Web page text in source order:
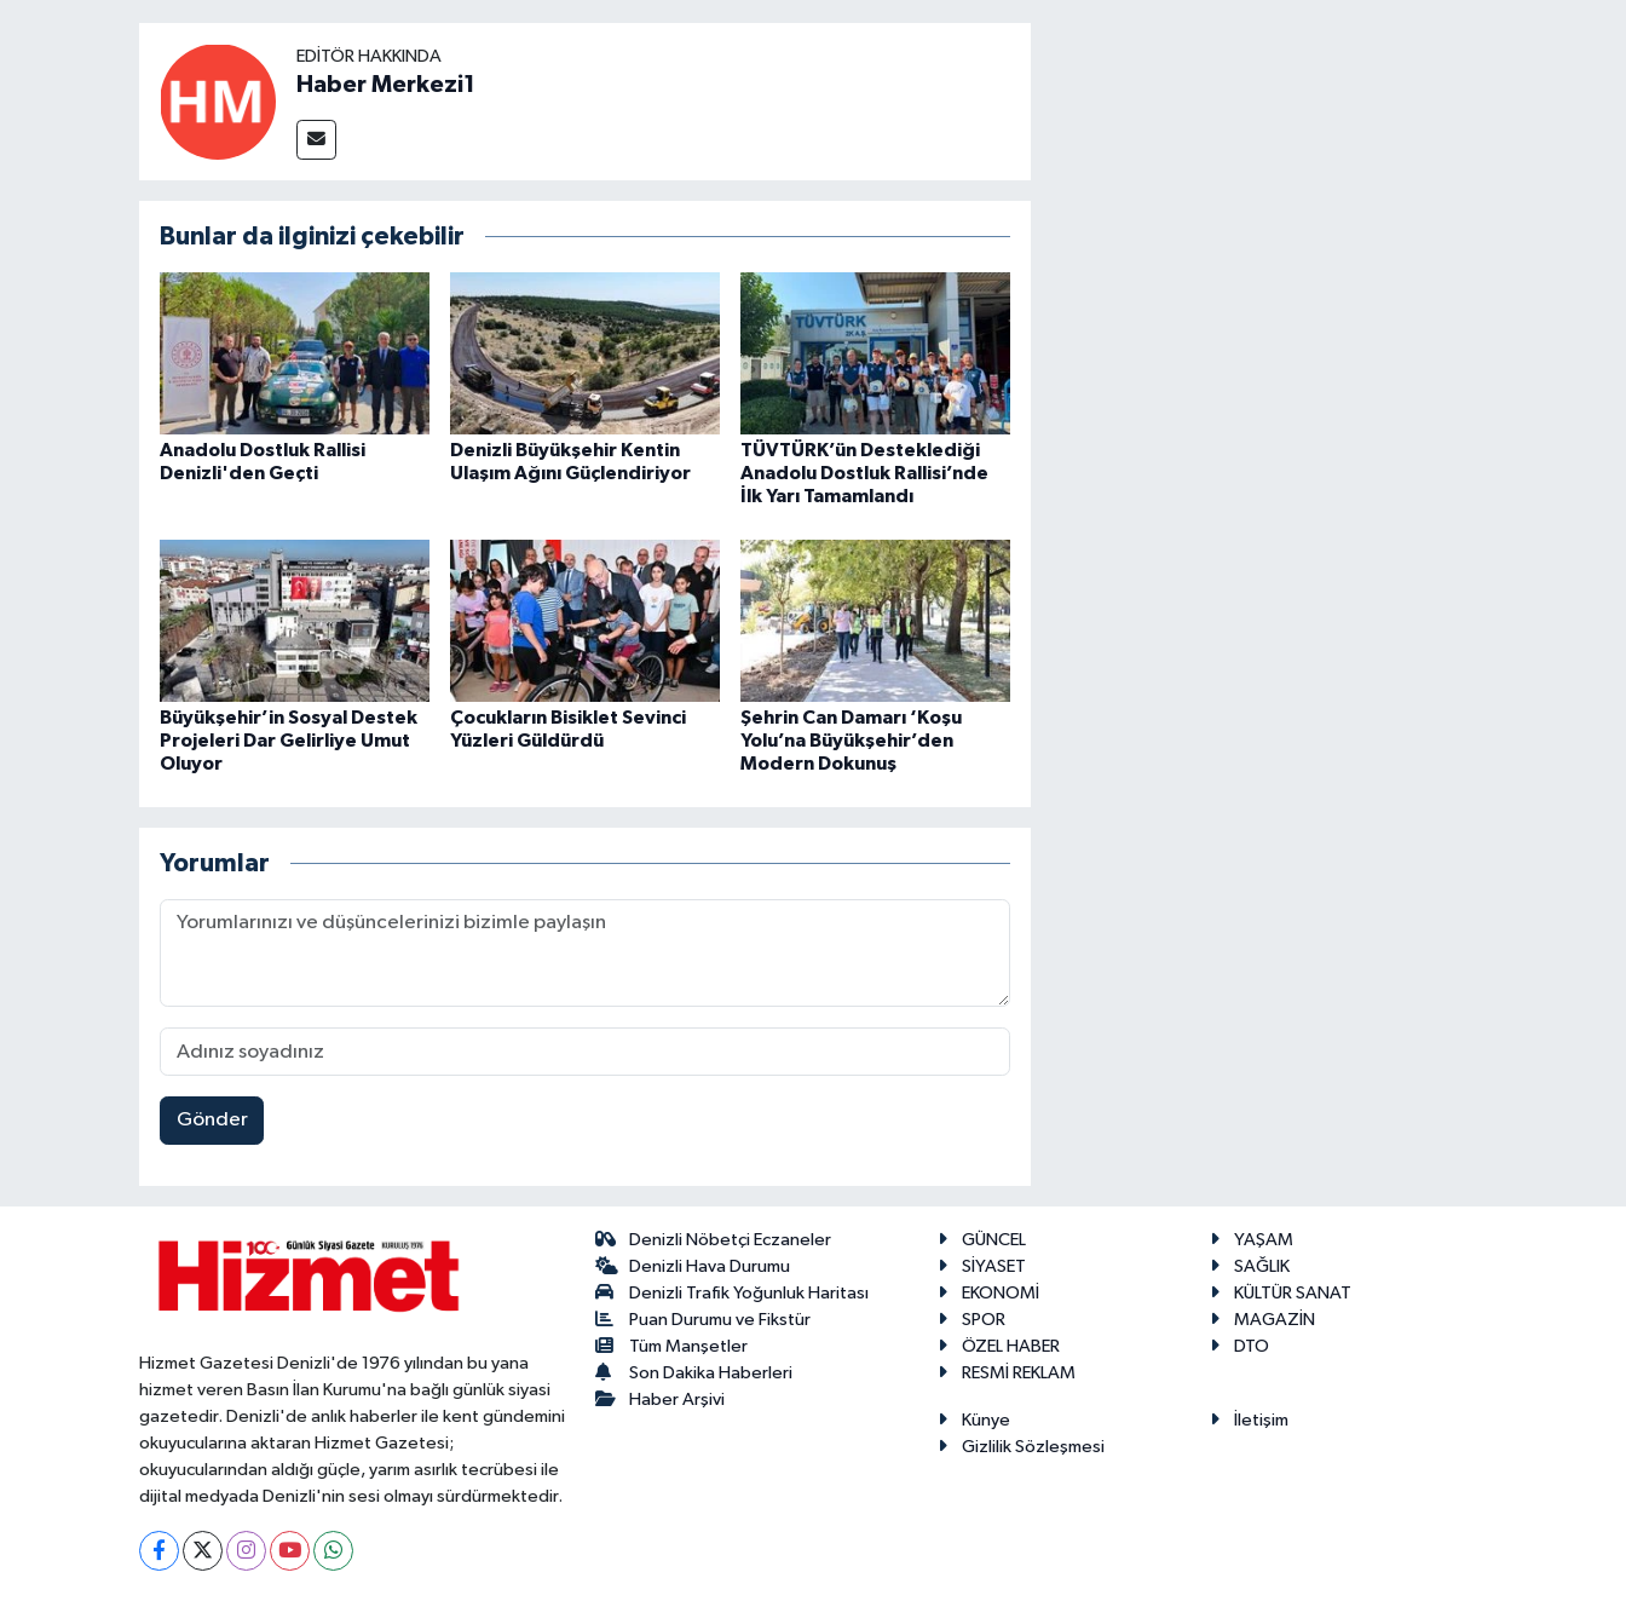
EDITÖR HAKKINDA
Haber Merkezi1
Bunlar da ilginizi çekebilir
Anadolu Dostluk Rallisi
Denizli'den Geçti
Denizli Büyükşehir Kentin
Ulaşım Ağını Güçlendiriyor
TÜVTÜRK’ün Desteklediği
Anadolu Dostluk Rallisi’nde
İlk Yarı Tamamlandı
Büyükşehir’in Sosyal Destek
Projeleri Dar Gelirliye Umut
Oluyor
Çocukların Bisiklet Sevinci
Yüzleri Güldürdü
Şehrin Can Damarı ‘Koşu
Yolu’na Büyükşehir’den
Modern Dokunuş
Yorumlar
Gönder
Hizmet Gazetesi Denizli'de 1976 yılından bu yana
hizmet veren Basın İlan Kurumu'na bağlı günlük siyasi
gazetedir. Denizli'de anlık haberler ile kent gündemini
okuyucularına aktaran Hizmet Gazetesi;
okuyucularından aldığı güçle, yarım asırlık tecrübesi ile
dijital medyada Denizli'nin sesi olmayı sürdürmektedir.
Denizli Nöbetçi Eczaneler
Denizli Hava Durumu
Denizli Trafik Yoğunluk Haritası
Puan Durumu ve Fikstür
Tüm Manşetler
Son Dakika Haberleri
Haber Arşivi
GÜNCEL
YAŞAM
SİYASET
SAĞLIK
EKONOMİ
KÜLTÜR SANAT
SPOR
MAGAZİN
ÖZEL HABER
DTO
RESMİ REKLAM
Künye
İletişim
Gizlilik Sözleşmesi